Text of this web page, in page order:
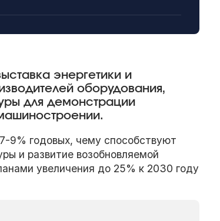
энергетики и
оборудования,
для демонстрации
9% годовых, чему способствуют
и развитие возобновляемой
увеличения до 25% к 2030 году